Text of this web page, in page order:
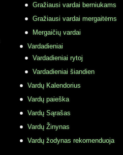
Gražiausi vardai berniukams
Gražiausi vardai mergaitėms
Mergaičių vardai
Vardadieniai
Vardadieniai rytoj
Vardadieniai šiandien
Vardų Kalendorius
Vardų paieška
Vardų Sąrašas
Vardų Žinynas
Vardų žodynas rekomenduoja